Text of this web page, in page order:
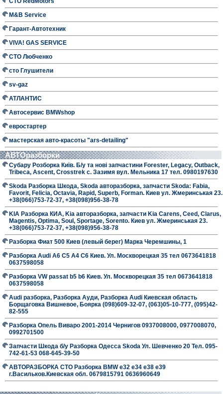
M&B Service
Гарант-Автотехник
VIVA! GAS SERVICE
СТО Любченко
сто Глушители
sv-gaz
АТЛАНТИС
Автосервис BMWshop
евростартер
мастерская авто-красоты "ars-detailing"
АВТОразборки
Субару Розборка Київ. Б/у та нові запчастини Forester, Legacy, Outback,
Tribeca, Ascent, Crosstrek с. Зазимя вул. Мельника 17 тел. 0980197630
Skoda Разборка Шкода, Skoda авторазборка, запчасти Skoda: Fabia,
Favorit, Felicia, Octavia, Rapid, Superb, Forman. Киев ул. Жмеринськая 23.
+38(066)753-72-37, +38(098)956-38-78
KIA Разборка КИА, Kia авторазборка, запчасти Kia Carens, Ceed, Clarus,
Magentis, Optima, Soul, Sportage, Sorento. Киев ул. Жмеринськая 23.
+38(066)753-72-37, +38(098)956-38-78
Разборка Фиат 500 Киев (левый берег) Марка Черемшины, 1
Разборка Audi A6 C5 A4 C6 Киев. Ул. Москворецкая 35 тел 0673641818
0637598058
Разборка VW passat b5 b6 Киев. Ул. Москворецкая 35 тел 0673641818
0637598058
Audi разборка, Разборка Ауди, Разборка Audi Киевская область
Борщаговка Вишневое, Боярка (098)609-32-07, (063)05-10-777, (095)42-
82-555
Разборка Опель Виваро 2001-2014 Чернигов 0937008000, 0977008070,
0992701500
Запчасти Шкода б/у Разборка Одесса Skoda Ул. Шевченко 20 Тел. 095-
742-61-53 068-645-39-50
АВТОРАЗБОРКА СТО Разборка BMW е32 е34 е38 е39
г.Васильков.Киевская обл. 0679815791 0636960649